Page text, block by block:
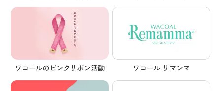
ワコールのピンクリボン活動 ワコール リマンマ